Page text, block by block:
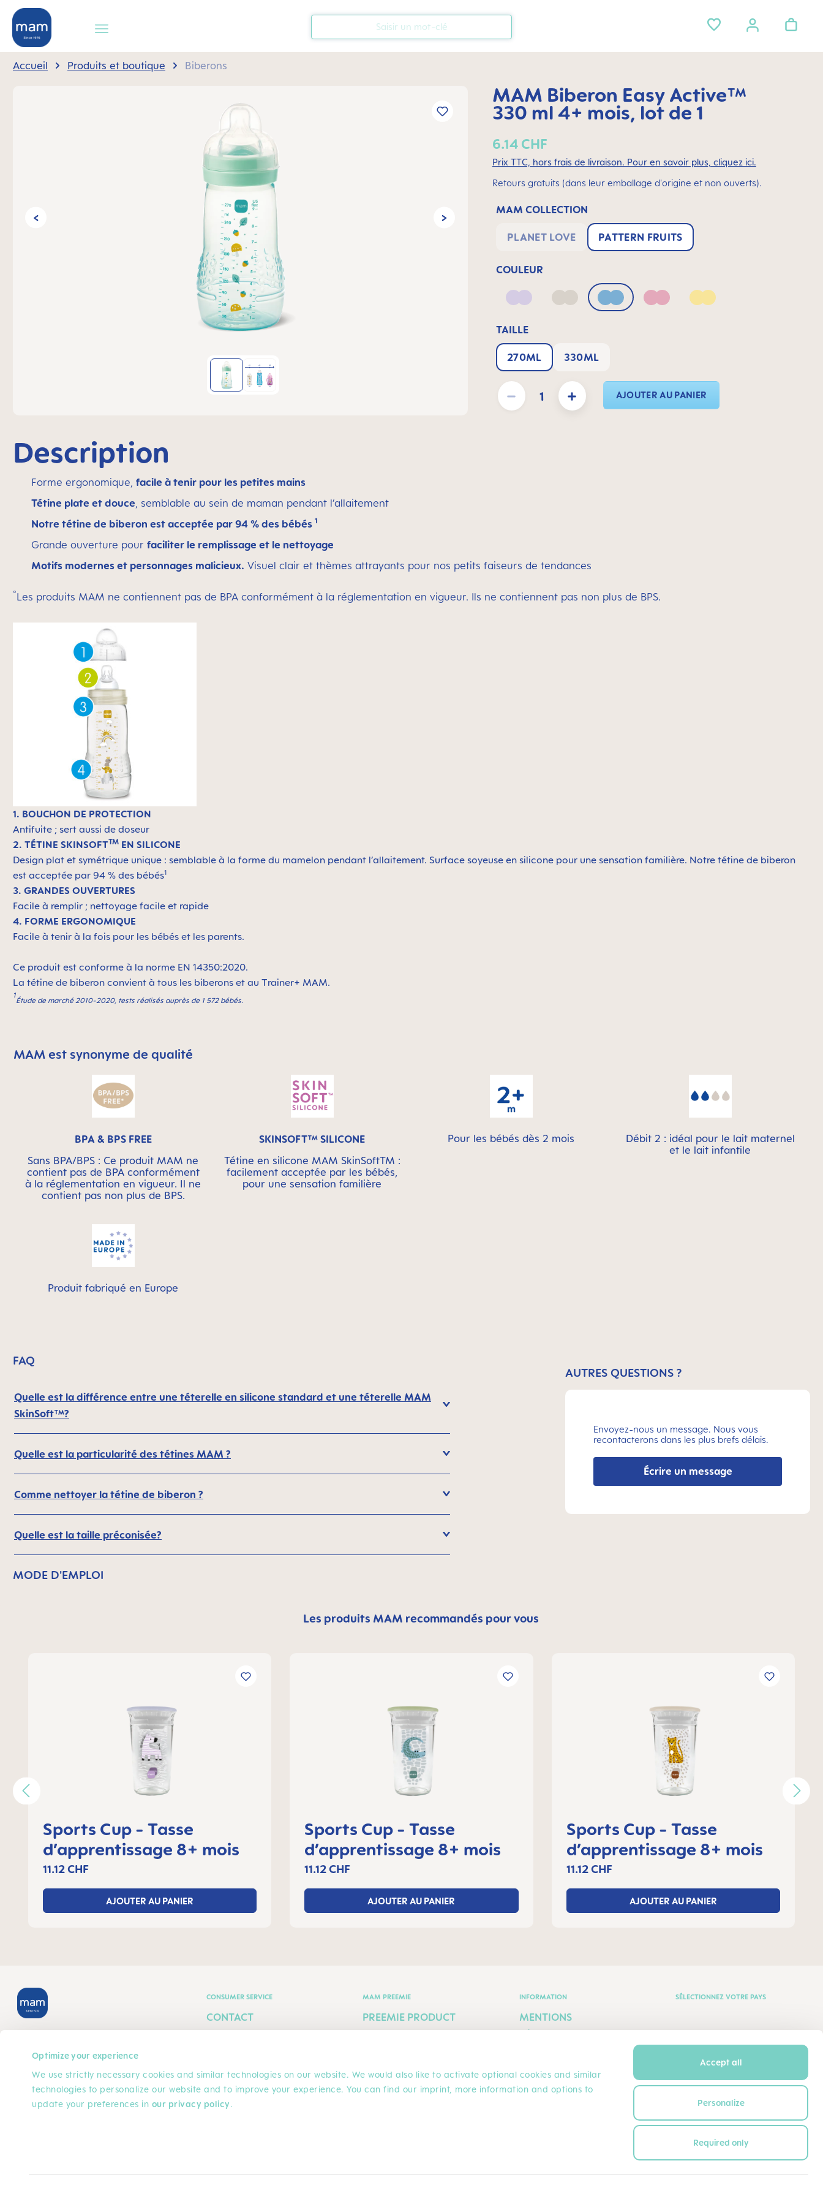
Optimize your experience
We use strictly necessary cookies and similar technologies on our website. We would also like to activate optional cookies and similar
technologies to personalize our website and to improve your experience. You can find our imprint, more information and options to
update your preferences in our privacy policy.
Accept all
Personalize
Required only
Accueil Produits et boutique Biberons
MAM Biberon Easy Active™
330 ml 4+ mois, lot de 1
6.14 CHF
Prix TTC, hors frais de livraison. Pour en savoir plus, cliquez ici.
Retours gratuits (dans leur emballage d'origine et non ouverts).
MAM COLLECTION
PLANET LOVE PATTERN FRUITS
COULEUR
Lilac Neutral Blue Pink Yellow
TAILLE
270ML 330ML
Quantité de produit : Entrez la quantité souhaitée ou utilisez les boutons pour augmenter ou
AJOUTER AU PANIER
Description
Forme ergonomique, facile à tenir pour les petites mains
Tétine plate et douce, semblable au sein de maman pendant l’allaitement
Notre tétine de biberon est acceptée par 94 % des bébés 1
Grande ouverture pour faciliter le remplissage et le nettoyage
Motifs modernes et personnages malicieux. Visuel clair et thèmes attrayants pour nos petits faiseurs de tendances
°Les produits MAM ne contiennent pas de BPA conformément à la réglementation en vigueur. Ils ne contiennent pas non plus de BPS.
1. BOUCHON DE PROTECTION
Antifuite ; sert aussi de doseur
2. TÉTINE SKINSOFTTM EN SILICONE
Design plat et symétrique unique : semblable à la forme du mamelon pendant l’allaitement. Surface soyeuse en silicone pour une sensation familière. Notre tétine de biberon
est acceptée par 94 % des bébés1
3. GRANDES OUVERTURES
Facile à remplir ; nettoyage facile et rapide
4. FORME ERGONOMIQUE
Facile à tenir à la fois pour les bébés et les parents.
Ce produit est conforme à la norme EN 14350:2020.
La tétine de biberon convient à tous les biberons et au Trainer+ MAM.
1
Étude de marché 2010-2020, tests réalisés auprès de 1 572 bébés.
Skip MAM Means Quality Icon Bar
MAM est synonyme de qualité
BPA & BPS FREE
Sans BPA/BPS : Ce produit MAM ne
contient pas de BPA conformément
à la réglementation en vigueur. Il ne
contient pas non plus de BPS.
SKINSOFT™ SILICONE
Tétine en silicone MAM SkinSoftTM :
facilement acceptée par les bébés,
pour une sensation familière
Pour les bébés dès 2 mois
Débit 2 : idéal pour le lait maternel
et le lait infantile
Produit fabriqué en Europe
FAQ
Quelle est la différence entre une téterelle en silicone standard et une téterelle MAM
SkinSoft™?
Quelle est la particularité des tétines MAM ?
Comme nettoyer la tétine de biberon ?
Quelle est la taille préconisée?
MODE D'EMPLOI
AUTRES QUESTIONS ?
Envoyez-nous un message. Nous vous
recontacterons dans les plus brefs délais.
Écrire un message
Les produits MAM recommandés pour vous
Sports Cup - Tasse
d’apprentissage 8+ mois
11.12 CHF
AJOUTER AU PANIER
Sports Cup - Tasse
d’apprentissage 8+ mois
11.12 CHF
AJOUTER AU PANIER
Sports Cup - Tasse
d’apprentissage 8+ mois
11.12 CHF
AJOUTER AU PANIER
Lorenz-Mandl-Gasse 50
CONSUMER SERVICE
CONTACT
FRAIS DE PORT
RETOURS
MAM PREEMIE
PREEMIE PRODUCT
INSTRUCTIONS
INFORMATION
MENTIONS
CONFIDENTIALITÉ
SÉLECTIONNEZ VOTRE PAYS
HCP Suisse (FR) - Français
© 2025, MAM Babyartikel GmbH
ACHAT SÉCURISÉ MOYENS DE PAIEMENT